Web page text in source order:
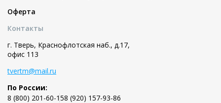
Оферта
Контакты
г. Тверь, Краснофлотская наб., д.17,
офис 113
tvertm@mail.ru
По России:
8 (800) 201-60-158 (920) 157-93-86